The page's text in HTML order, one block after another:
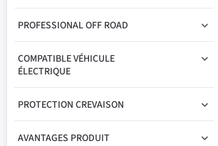
PROFESSIONAL OFF ROAD
COMPATIBLE VÉHICULE
ÉLECTRIQUE
PROTECTION CREVAISON
AVANTAGES PRODUIT